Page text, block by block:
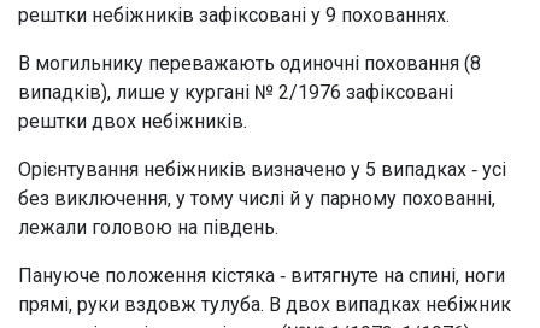
рештки небіжників зафіксовані у 9 похованнях.
В могильнику переважають одиночні поховання (8
випадків), лише у кургані № 2/1976 зафіксовані
рештки двох небіжників.
Орієнтування небіжників визначено у 5 випадках ‑ усі
без виключення, у тому числі й у парному похованні,
лежали головою на південь.
Пануюче положення кістяка ‑ витягнуте на спині, ноги
прямі, руки вздовж тулуба. В двох випадках небіжник